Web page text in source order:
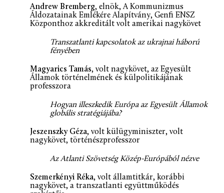
Andrew Bremberg, elnök, A Kommunizmus
Áldozatainak Emlékére Alapítvány, Genfi ENSZ
Központhoz akkreditált volt amerikai nagykövet
Transzatlanti kapcsolatok az ukrajnai háború
fényében
Magyarics Tamás, volt nagykövet, az Egyesült
Államok történelmének és külpolitikájának
professzora
Hogyan illeszkedik Európa az Egyesült Államok
globális stratégiájába?
Jeszenszky Géza, volt külügyminiszter, volt
nagykövet, történészprofesszor
Az Atlanti Szövetség Közép-Európából nézve
Szemerkényi Réka, volt államtitkár, korábbi
nagykövet, a transzatlanti együttműködés